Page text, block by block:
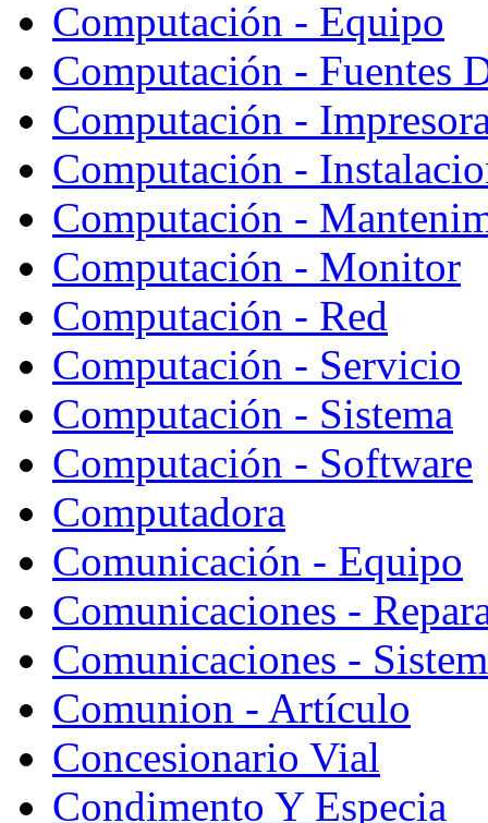
Computación - Equipo
Computación - Fuentes
Computación -
Computación -
Computación -
Computación - Monitor
Computación - Red
Computación - Servicio
Computación - Sistema
Computación - Software
Computadora
Comunicación - Equipo
Comunicaciones -
Comunicaciones -
Comunion - Artículo
Concesionario Vial
Condimento Y Especia